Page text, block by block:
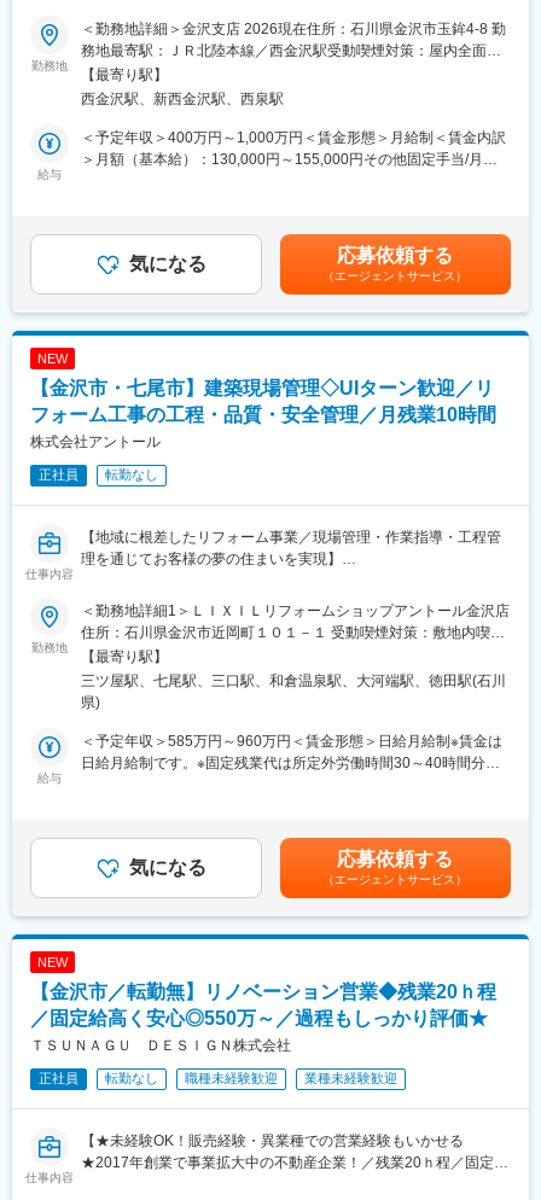
示会など、『空間を通じて、お客様の想いを形にする』商空間プ
ロデュース大手企業です。現在はオフィスビルやホテル、銀行な
どへも事業領域も拡大しています。また、デザイン特化の部署を
立ち上げており、デザインコンペから新たなお客様からの受注も
伸びています。
【多様なキャリア形成が可能◎】
マネジメントコース／プロフェッショナルコース等、複数の人事
制度コースを用意しているため、管理職でないと給与が上がらな
■過去入社者の入社理由
・業務が縦割りで内装施工経験しかなかったが、企画設計から一
■1Day選考の流れ
［1］支店に到着、営業と一緒に顧客先に訪問
［2］ランチをしてから帰社／※もちろん当社持ちです！
［3］面接
［4］スキルアップタイム見学／営業同士でスキルを高める時間で
※［3］［4］は前後する場合があります
◇家庭と仕事を両立したい方
◇営業が嫌いなわけじゃない。ただ“働き方”が合わなくなってしま
った
案するコンサルティング営業です。
(1)土地オーナーへのアプローチ（リストを基にアプローチしま
す）
(2)土地活用の提案をする
(3)受注を獲得する
遊休地など、活用できていない土地に対しアパートやマンション
の提案をする仕事です。
所有しているオーナー様がいて、家賃収益を得ています。つまり
【土地を活用している】ということです。
■業務の特徴：
・億単位の商材を提案する仕事となるので、長期的な関係性構築
が必要となります
・知識も大事ですが「人として」がとても大事な仕事です
ることが高年収の理由です。
時短勤務でも評価基準は同様のため、６時間勤務でも年収1,000万
■時短勤務×営業でも活躍できる理由：
ます。勤務時間に制約があることを前提に役割設計を行い、成果
基準も明確です。時短勤務でも重要な提案を任され、正当に評価
される環境が整っています。
■入社後のミッション：
いきなりやってきた方に大切な土地を任せられないため、まずは
その土地への想い入れ、今後への悩みについて、話を「聞く」こ
とが大切なお仕事です。
勤務地
＜勤務地詳細＞金沢支店 2026現在住所：石川県金沢市玉鉾4-8 勤
務地最寄駅：ＪＲ北陸本線／西金沢駅受動喫煙対策：屋内全面禁
煙変更の範囲：会社の定める事業所
【最寄り駅】
西金沢駅、新西金沢駅、西泉駅
給与
＜予定年収＞400万円～1,000万円＜賃金形態＞月給制＜賃金内訳
＞月額（基本給）：130,000円～155,000円その他固定手当/月：
業手当＞有＜給与補足＞年収650万円（月給31万円＋成果給＋賞
与）／入社1年目 メンバー年収841万円（月給42万円＋成果給＋
賞与）／入社2年目 メンバー年収1,156万円（月給56万円＋成果給
＋賞与）／入社5年目 メンバー賃金はあくまでも目安の金額であ
り、選考を通じて上下する可能性があります。月給(月額)は固定手
気になる 応募依頼する
（エージェントサービス）
NEW
【金沢市・七尾市】建築現場管理◇UIターン歓迎／リ
フォーム工事の工程・品質・安全管理／月残業10時間
株式会社アントール
正社員 転勤なし
仕事内容
【地域に根差したリフォーム事業／現場管理・作業指導・工程管
理を通じてお客様の夢の住まいを実現】
■業務概要：
LIXILリフォームショップアントールにて、戸建住宅や店舗などの
リフォーム現場管理を中心に、施工の品質・安全・工程・コスト
管理、作業指導、関連業者との調整など、現場運営全般を担って
いただきます。お客様や設計担当と連携し、理想の住まいづくり
に貢献する仕事です。
■業務詳細：
・現場の作業指導、協力業者との打ち合わせや調整
・工事工程やスケジュール、コストの管理
・各種調査や検査の立ち会い、必要書類の作成
・品質管理、安全管理を徹底し、トラブル防止や円滑な現場運営
LIXIL製品を中心とした住宅・店舗リフォーム、増改築、内外装工
事、設備更新など幅広い案件に対応します。
金沢市・または七尾市のＬＩＸＩＬリフォームショップアントー
■業務の魅力：
勤務地
＜勤務地詳細1＞ＬＩＸＩＬリフォームショップアントール金沢店
住所：石川県金沢市近岡町１０１－１ 受動喫煙対策：敷地内喫煙
可能場所あり＜勤務地詳細2＞ＬＩＸＩＬリフォームショップアン
トール七尾店住所：石川県七尾市小島町九部３番地１ 受動喫煙対
策：敷地内喫煙可能場所あり変更の範囲：会社の定める事業所
【最寄り駅】
三ツ屋駅、七尾駅、三口駅、和倉温泉駅、大河端駅、徳田駅(石川
県)
給与
＜予定年収＞585万円～960万円＜賃金形態＞日給月給制※賃金は
日給月給制です。※固定残業代は所定外労働時間30～40時間分を
補足＞その他固定手当は固定残業代となります。固定残業代は時
間外労働の有無にかかわらず、３０～４０時間分を支給（時間数
は、技能・経験や職務遂行能力などを考慮し、個人ごとに決
定）。超過分は別途支給されます。賃金はあくまでも目安の金額
であり、選考を通じて上下する可能性があります。月給(月額)は固
気になる 応募依頼する
（エージェントサービス）
NEW
【金沢市／転勤無】リノベーション営業◆残業20ｈ程
／固定給高く安心◎550万～／過程もしっかり評価★
ＴＳＵＮＡＧＵ ＤＥＳＩＧＮ株式会社
正社員 転勤なし 職種未経験歓迎 業種未経験歓迎
仕事内容
【★未経験OK！販売経験・異業種での営業経験もいかせる
★2017年創業で事業拡大中の不動産企業！／残業20ｈ程／固定給